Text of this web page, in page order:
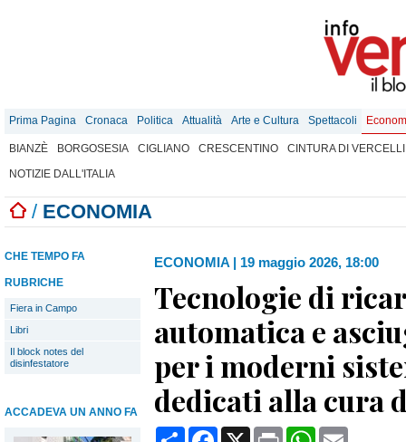
Prima Pagina Cronaca Politica Attualità Arte e Cultura Spettacoli
BIANZÈ BORGOSESIA CIGLIANO CRESCENTINO
CINTURA DI VERCELLI
NOTIZIE DALL'ITALIA
/ ECONOMIA
CHE TEMPO FA
RUBRICHE
Fiera in Campo
Libri
Il block notes del
disinfestatore
ACCADEVA UN ANNO FA
ECONOMIA | 19 maggio 2026, 18:00
Tecnologie di
automatica e
per i moderni
dedicati alla cura
CondividiFacebook
X Print WhatsApp